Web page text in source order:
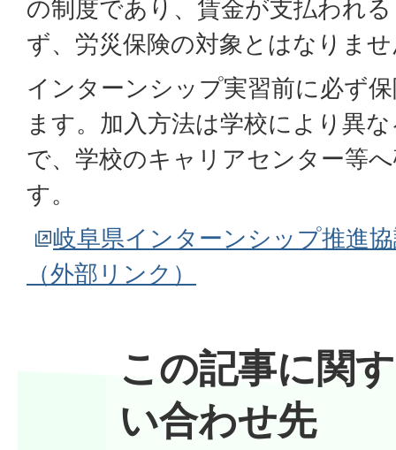
の制度であり、賃金が支払われ
ず、労災保険の対象とはなりま
インターンシップ実習前に必ず
ます。加入方法は学校により異
で、学校のキャリアセンター等
す。
岐阜県インターンシップ推進
（外部リンク）
この記事に関
い合わせ先